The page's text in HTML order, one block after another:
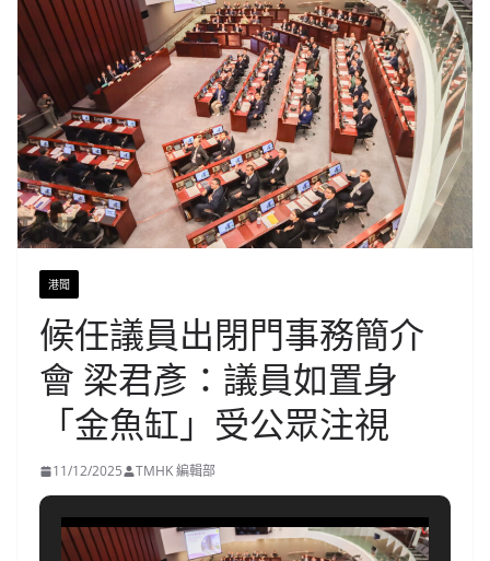
港聞
候任議員出閉門事務簡介
會 梁君彥：議員如置身
「金魚缸」受公眾注視
11/12/2025 TMHK 編輯部